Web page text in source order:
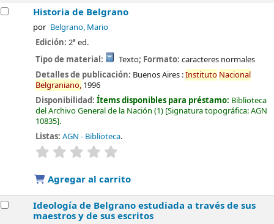
Historia de Belgrano
por Belgrano, Mario
Edición:2ª ed.
Tipo de material:
Texto; Formato: caracteres normales
Detalles de publicación: Buenos Aires :Instituto Nacional
Belgraniano, 1996
Disponibilidad:Ítems disponibles para préstamo: Biblioteca
del Archivo General de la Nación (1) Signatura topográfica:AGN
10835 .
Listas: AGN - Biblioteca.
valoración
Agregar al carrito
Ideología de Belgrano estudiada a través de sus
maestros y de sus escritos